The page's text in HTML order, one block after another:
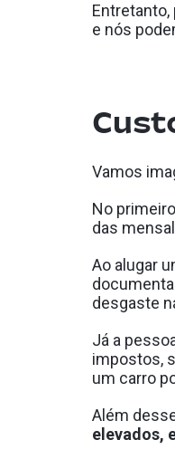
Entretanto,
e nós
Vamos
No
das
Ao alugar
desgaste
Já a
impostos,
um carro
Além
elevados,